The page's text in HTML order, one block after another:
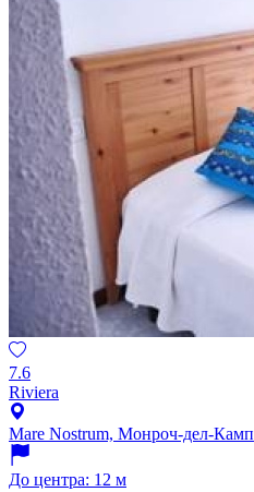
7.6
Riviera
Mare Nostrum, Монроч-дел-Камп
До центра: 12 м